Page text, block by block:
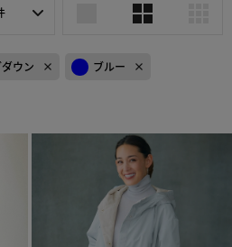
ウン ブルー